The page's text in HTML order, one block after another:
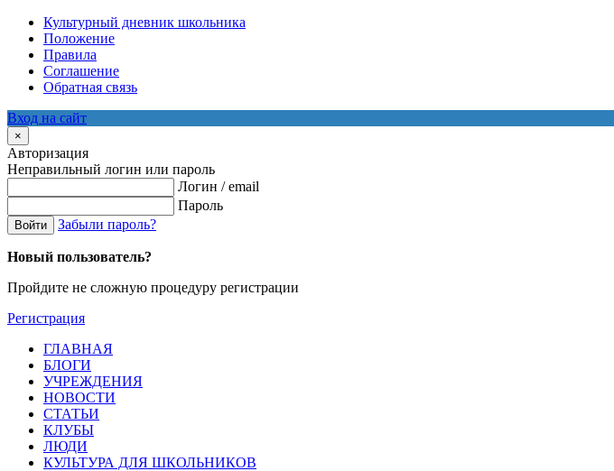
Культурный дневник школьника
Положение
Правила
Соглашение
Обратная связь
Вход на сайт
×
Авторизация
Неправильный логин или пароль
Логин / email
Пароль
Войти Забыли пароль?
Новый пользователь?
Пройдите не сложную процедуру регистрации
Регистрация
ГЛАВНАЯ
БЛОГИ
УЧРЕЖДЕНИЯ
НОВОСТИ
СТАТЬИ
КЛУБЫ
ЛЮДИ
КУЛЬТУРА ДЛЯ ШКОЛЬНИКОВ